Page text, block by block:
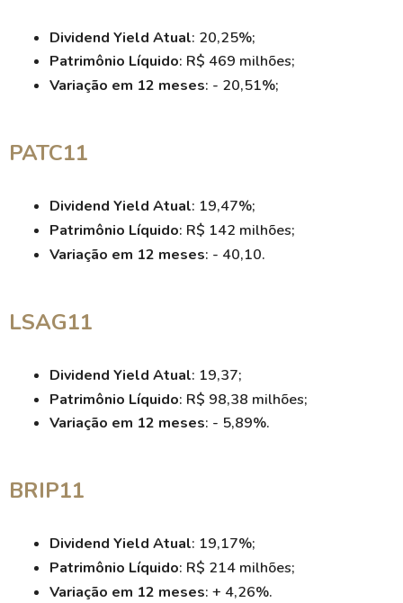
Dividend Yield Atual: 20,25%;
Patrimônio Líquido: R$ 469 milhões;
Variação em 12 meses: - 20,51%;
PATC11
Dividend Yield Atual: 19,47%;
Patrimônio Líquido: R$ 142 milhões;
Variação em 12 meses: - 40,10.
LSAG11
Dividend Yield Atual: 19,37;
Patrimônio Líquido: R$ 98,38 milhões;
Variação em 12 meses: - 5,89%.
BRIP11
Dividend Yield Atual: 19,17%;
Patrimônio Líquido: R$ 214 milhões;
Variação em 12 meses: + 4,26%.